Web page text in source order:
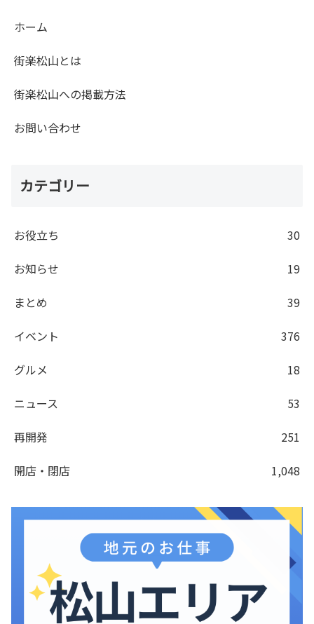
ホーム
街楽松山とは
街楽松山への掲載方法
お問い合わせ
カテゴリー
お役立ち
30
お知らせ
19
まとめ
39
イベント
376
グルメ
18
ニュース
53
再開発
251
開店・閉店
1,048